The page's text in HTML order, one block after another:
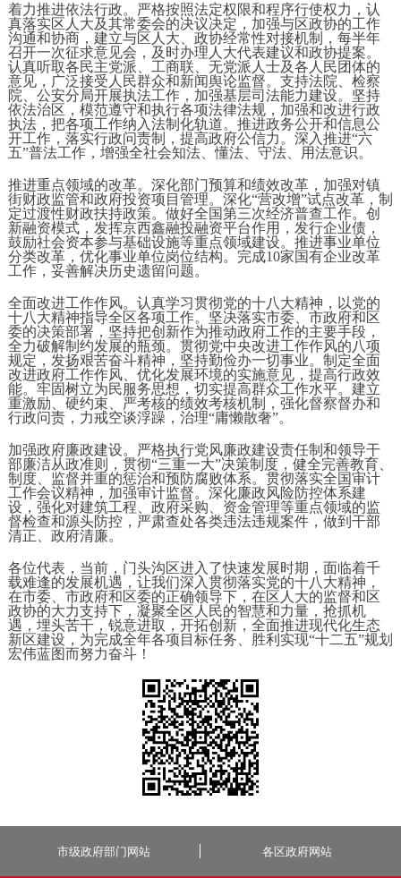
着力推进依法行政。严格按照法定权限和程序行使权力，认
真落实区人大及其常委会的决议决定，加强与区政协的工作
沟通和协商，建立与区人大、政协经常性对接机制，每半年
召开一次征求意见会，及时办理人大代表建议和政协提案。
认真听取各民主党派、工商联、无党派人士及各人民团体的
意见，广泛接受人民群众和新闻舆论监督。支持法院、检察
院、公安分局开展执法工作，加强基层司法能力建设。坚持
依法治区，模范遵守和执行各项法律法规，加强和改进行政
执法，把各项工作纳入法制化轨道。推进政务公开和信息公
开工作，落实行政问责制，提高政府公信力。深入推进“六
五”普法工作，增强全社会知法、懂法、守法、用法意识。
推进重点领域的改革。深化部门预算和绩效改革，加强对镇
街财政监管和政府投资项目管理。深化“营改增”试点改革，制
定过渡性财政扶持政策。做好全国第三次经济普查工作。创
新融资模式，发挥京西鑫融投融资平台作用，发行企业债，
鼓励社会资本参与基础设施等重点领域建设。推进事业单位
分类改革，优化事业单位岗位结构。完成10家国有企业改革
工作，妥善解决历史遗留问题。
全面改进工作作风。认真学习贯彻党的十八大精神，以党的
十八大精神指导全区各项工作。坚决落实市委、市政府和区
委的决策部署，坚持把创新作为推动政府工作的主要手段，
全力破解制约发展的瓶颈。贯彻党中央改进工作作风的八项
规定，发扬艰苦奋斗精神，坚持勤俭办一切事业。制定全面
改进政府工作作风、优化发展环境的实施意见，提高行政效
能。牢固树立为民服务思想，切实提高群众工作水平。建立
重激励、硬约束、严考核的绩效考核机制，强化督察督办和
行政问责，力戒空谈浮躁，治理“庸懒散奢”。
加强政府廉政建设。严格执行党风廉政建设责任制和领导干
部廉洁从政准则，贯彻“三重一大”决策制度，健全完善教育、
制度、监督并重的惩治和预防腐败体系。贯彻落实全国审计
工作会议精神，加强审计监督。深化廉政风险防控体系建
设，强化对建筑工程、政府采购、资金管理等重点领域的监
督检查和源头防控，严肃查处各类违法违规案件，做到干部
清正、政府清廉。
各位代表，当前，门头沟区进入了快速发展时期，面临着千
载难逢的发展机遇，让我们深入贯彻落实党的十八大精神，
在市委、市政府和区委的正确领导下，在区人大的监督和区
政协的大力支持下，凝聚全区人民的智慧和力量，抢抓机
遇，埋头苦干，锐意进取，开拓创新，全面推进现代化生态
新区建设，为完成全年各项目标任务、胜利实现“十二五”规划
宏伟蓝图而努力奋斗！
市级政府部门网站 各区政府网站